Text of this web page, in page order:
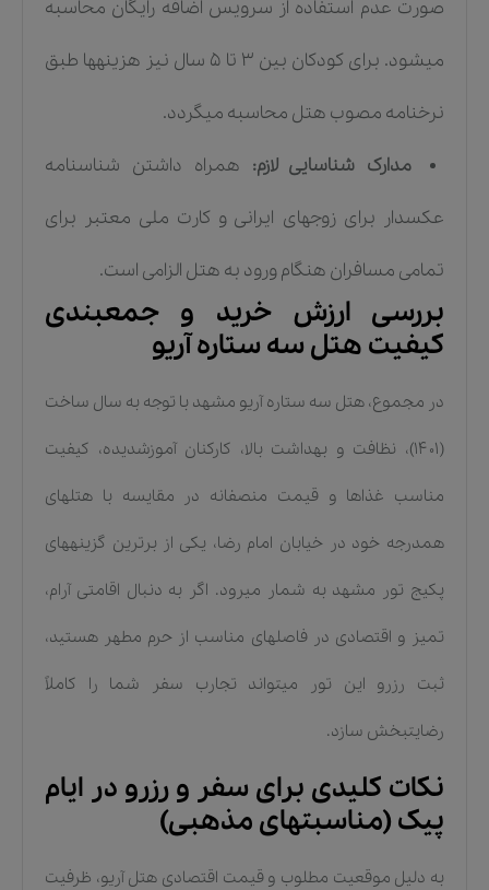
صورت عدم استفاده از سرویس اضافه رایگان محاسبه
میشود. برای کودکان بین ۳ تا ۵ سال نیز هزینهها طبق
نرخنامه مصوب هتل محاسبه میگردد.
مدارک شناسایی لازم: همراه داشتن شناسنامه
عکسدار برای زوجهای ایرانی و کارت ملی معتبر برای
تمامی مسافران هنگام ورود به هتل الزامی است.
بررسی ارزش خرید و جمعبندی
کیفیت هتل سه ستاره آریو
در مجموع، هتل سه ستاره آریو مشهد با توجه به سال ساخت
(۱۴۰۱)، نظافت و بهداشت بالا، کارکنان آموزشدیده، کیفیت
مناسب غذاها و قیمت منصفانه در مقایسه با هتلهای
همدرجه خود در خیابان امام رضا، یکی از برترین گزینههای
پکیج تور مشهد به شمار میرود. اگر به دنبال اقامتی آرام،
تمیز و اقتصادی در فاصلهای مناسب از حرم مطهر هستید،
ثبت رزرو این تور میتواند تجارب سفر شما را کاملاً
رضایتبخش سازد.
نکات کلیدی برای سفر و رزرو در ایام
پیک (مناسبتهای مذهبی)
به دلیل موقعیت مطلوب و قیمت اقتصادی هتل آریو، ظرفیت